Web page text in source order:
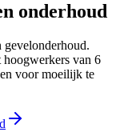
onderhoud
gevelonderhoud.
van 6
voor moeilijk te